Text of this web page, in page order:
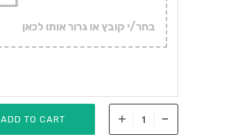
בחר/י קובץ או גרור אותו לכאן
ADD TO CART